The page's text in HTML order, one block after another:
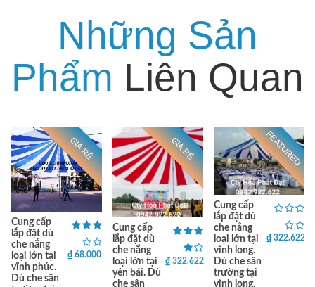
Những Sản
Phẩm Liên Quan
GIÁ RẺ
Cung cấp
lắp đặt dù
che nắng
loại lớn tại
vĩnh phúc.
Dù che sân
₫ 68.000
GIÁ RẺ
Cung cấp
lắp đặt dù
che nắng
loại lớn tại
yên bái. Dù
che sân
₫ 322.622
FEATURED
Cung cấp
lắp đặt dù
che nắng
loại lớn tại
vĩnh long.
Dù che sân
trường tại
vĩnh long,
₫ 322.622